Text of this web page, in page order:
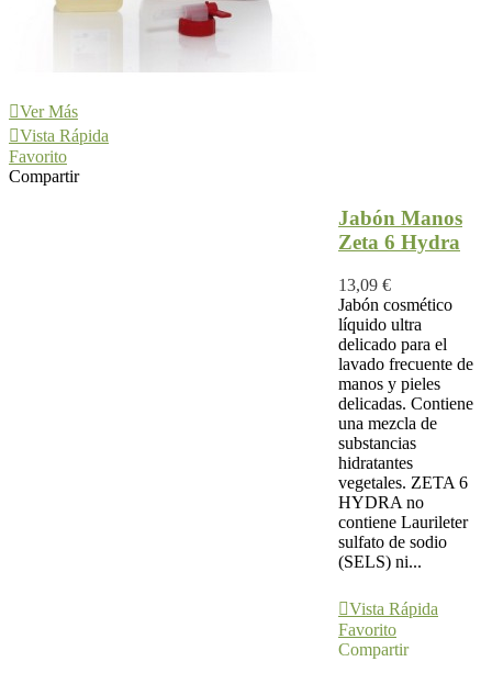
Ver Más
Vista Rápida
Favorito
Compartir
Jabón Manos
Zeta 6 Hydra
13,09 €
Jabón cosmético
líquido ultra
delicado para el
lavado frecuente de
manos y pieles
delicadas. Contiene
una mezcla de
substancias
hidratantes
vegetales. ZETA 6
HYDRA no
contiene Laurileter
sulfato de sodio
(SELS) ni...
Vista Rápida
Favorito
Compartir